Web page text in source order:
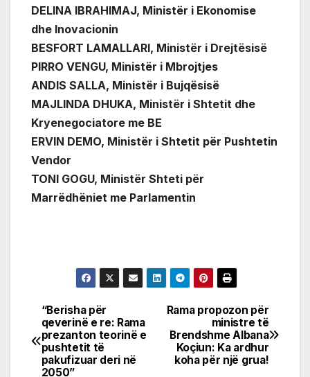
DELINA IBRAHIMAJ, Ministër i Ekonomise
dhe Inovacionin
BESFORT LAMALLARI, Ministër i Drejtësisë
PIRRO VENGU, Ministër i Mbrojtjes
ANDIS SALLA, Ministër i Bujqësisë
MAJLINDA DHUKA, Ministër i Shtetit dhe
Kryenegociatore me BE
ERVIN DEMO, Ministër i Shtetit për Pushtetin
Vendor
TONI GOGU, Ministër Shteti për
Marrëdhëniet me Parlamentin
Post
navigation
Rama propozon për
ministre të
Brendshme Albana
Koçiun: Ka ardhur
koha për një grua!
“Berisha për
qeverinë e re: Rama
prezanton teorinë e
pushtetit të
pakufizuar deri në
2050”